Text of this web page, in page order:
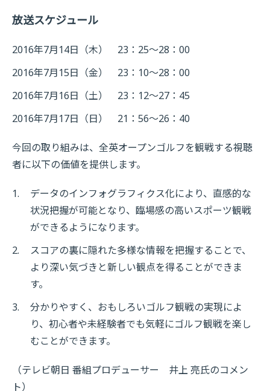
放送スケジュール
2016年7月14日（木） 23：25～28：00
2016年7月15日（金） 23：10～28：00
2016年7月16日（土） 23：12～27：45
2016年7月17日（日） 21：56～26：40
今回の取り組みは、全英オープンゴルフを観戦する視聴
者に以下の価値を提供します。
1.
データのインフォグラフィクス化により、直感的な
状況把握が可能となり、臨場感の高いスポーツ観戦
ができるようになります。
2.
スコアの裏に隠れた多様な情報を把握することで、
より深い気づきと新しい観点を得ることができま
す。
3.
分かりやすく、おもしろいゴルフ観戦の実現によ
り、初心者や未経験者でも気軽にゴルフ観戦を楽し
むことができます。
（テレビ朝日 番組プロデューサー 井上 亮氏のコメン
ト）